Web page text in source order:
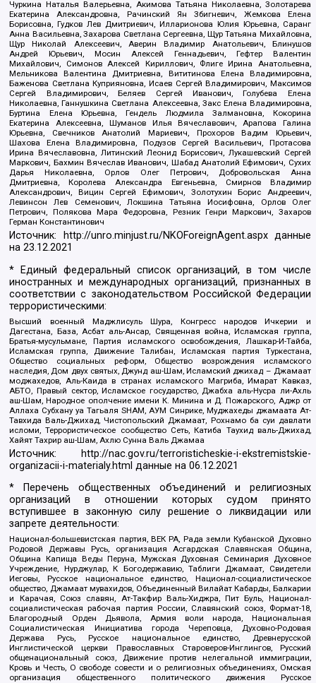
Чуркина Наталья Валерьевна, Акимова Татьяна Николаевна, Золотарева
Екатерина Александровна, Рачинский Ян Збигневич, Жемкова Елена
Борисовна, Гудков Лев Дмитриевич, Илларионова Юлия Юрьевна, Саранг
Анна Васильевна, Захарова Светлана Сергеевна, Щур Татьяна Михайловна,
Щур Николай Алексеевич, Аверин Владимир Анатольевич, Блинушов
Андрей Юрьевич, Мосин Алексей Геннадьевич, Гефтер Валентин
Михайлович, Симонов Алексей Кириллович, Флиге Ирина Анатольевна,
Мельникова Валентина Дмитриевна, Вититинова Елена Владимировна,
Баженова Светлана Куприяновна, Исаев Сергей Владимирович, Максимов
Сергей Владимирович, Беляев Сергей Иванович, Голубева Елена
Николаевна, Ганнушкина Светлана Алексеевна, Закс Елена Владимировна,
Буртина Елена Юрьевна, Гендель Людмила Залмановна, Кокорина
Екатерина Алексеевна, Шуманов Илья Вячеславович, Арапова Галина
Юрьевна, Свечников Анатолий Мариевич, Прохоров Вадим Юрьевич,
Шахова Елена Владимировна, Подузов Сергей Васильевич, Протасова
Ирина Вячеславовна, Литинский Леонид Борисович, Лукашевский Сергей
Маркович, Бахмин Вячеслав Иванович, Шабад Анатолий Ефимович, Сухих
Дарья Николаевна, Орлов Олег Петрович, Добровольская Анна
Дмитриевна, Королева Александра Евгеньевна, Смирнов Владимир
Александрович, Вицин Сергей Ефимович, Золотухин Борис Андреевич,
Левинсон Лев Семенович, Локшина Татьяна Иосифовна, Орлов Олег
Петрович, Полякова Мара Федоровна, Резник Генри Маркович, Захаров
Герман Константинович
Источник: http://unro.minjust.ru/NKOForeignAgent.aspxданные
на23.12.2021
* Единый федеральный список организаций, в том числе
иностранных и международных организаций, признанных в
соответствии с законодательством Российской Федерации
террористическими:
Высший военный Маджлисуль Шура, Конгресс народов Ичкерии и
Дагестана, База, Асбат аль-Ансар, Священная война, Исламская группа,
Братья-мусульмане, Партия исламского освобождения, Лашкар-И-Тайба,
Исламская группа, Движение Талибан, Исламская партия Туркестана,
Общество социальных реформ, Общество возрождения исламского
наследия, Дом двух святых, Джунд аш-Шам, Исламский джихад – Джамаат
моджахедов, Аль-Каида в странах исламского Магриба, Имарат Кавказ,
АБТО, Правый сектор, Исламское государство, Джабха аль-Нусра ли-Ахль
аш-Шам, Народное ополчение имени К. Минина и Д. Пожарского, Аджр от
Аллаха Субхану уа Тагьаля SHAM, АУМ Синрике, Муджахеды джамаата Ат-
Тавхида Валь-Джихад, Чистопольский Джамаат, Рохнамо ба суи давлати
исломи, Террористическое сообщество Сеть, Катиба Таухид валь-Джихад,
Хайят Тахрир аш-Шам, Ахлю Сунна Валь Джамаа
Источник:
http://nac.gov.ru/terroristicheskie-i-ekstremistskie-
organizacii-i-materialy.html данные на06.12.2021
* Перечень общественных объединений и религиозных
организаций в отношении которых судом принято
вступившее в законную силу решение о ликвидации или
запрете деятельности:
Национал-большевистская партия, ВЕК РА, Рада земли Кубанской Духовно
Родовой Державы Русь, организация Асгардская Славянская Община,
Община Капища Веды Перуна, Мужская Духовная Семинария Духовное
Учреждение, Нурджулар, К Богодержавию, Таблиги Джамаат, Свидетели
Иеговы, Русское национальное единство, Национал-социалистическое
общество, Джамаат мувахидов, Объединенный Вилайат Кабарды, Балкарии
и Карачая, Союз славян, Ат-Такфир Валь-Хиджра, Пит Буль, Национал-
социалистическая рабочая партия России, Славянский союз, Формат-18,
Благородный Орден Дьявола, Армия воли народа, Национальная
Социалистическая Инициатива города Череповца, Духовно-Родовая
Держава Русь, Русское национальное единство, Древнерусской
Инглистической церкви Православных Староверов-Инглингов, Русский
общенациональный союз, Движение против нелегальной иммиграции,
Кровь и Честь, О свободе совести и о религиозных объединениях, Омская
организация общественного политического движения Русское